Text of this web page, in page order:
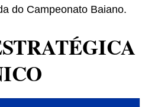
do Campeonato Baiano.